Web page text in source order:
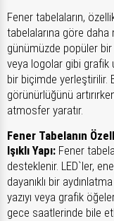
Fener tabelaların,
tabelalarına göre daha
günümüzde popüler
veya logolar gibi grafik
bir biçimde yerleştirilir.
görünürlüğünü
atmosfer yaratır.
Fener Tabelanın
Işıklı Yapı: Fener
desteklenir. LED`ler,
dayanıklı bir
yazıyı veya grafik
gece saatlerinde bile